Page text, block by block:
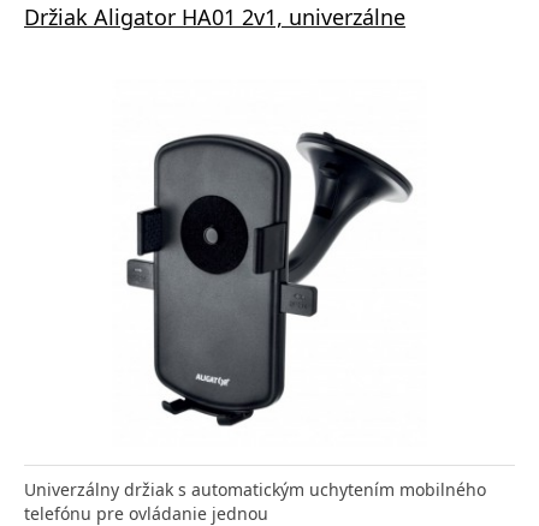
Držiak Aligator HA01 2v1, univerzálne
Univerzálny držiak s automatickým uchytením mobilného
telefónu pre ovládanie jednou